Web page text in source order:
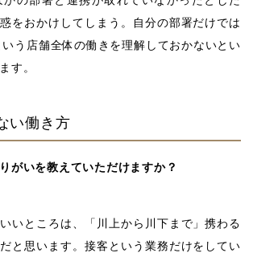
をおかけしてしまう。自分の部署だけでは
う店舗全体の働きを理解しておかないとい
す。
い働き方
いを教えていただけますか？
いところは、「川上から川下まで」携わる
と思います。接客という業務だけをしてい